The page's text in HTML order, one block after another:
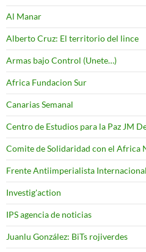
Al Manar
Alberto Cruz: El territorio del lince
Armas bajo Control (Unete…)
Africa Fundacion Sur
Canarias Semanal
Centro de Estudios para la Paz JM
Comite de Solidaridad con el Africa
Frente Antiimperialista
Investig'action
IPS agencia de noticias
Juanlu González: BiTs rojiverdes